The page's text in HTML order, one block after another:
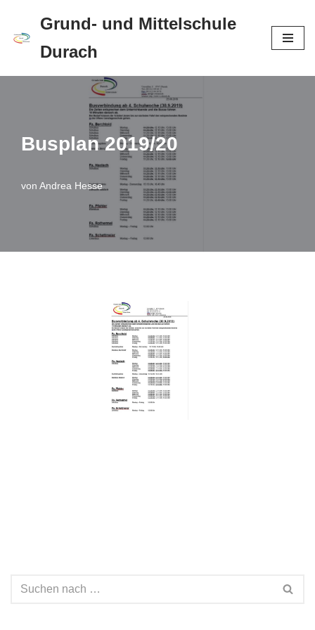
Zum
springen
Grund- und Mittelschule
Durach
Busplan 2019/20
von Andrea Hesse